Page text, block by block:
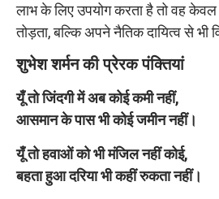
लाभ के लिए उपयोग करता है तो वह केवल
तोड़ता, बल्कि अपने नैतिक दायित्व से भी
शुभेश शर्मन की प्रेरक पंक्तियां
यूँ तो जिंदगी में अब कोई कमी नहीं,
आसमान के पास भी कोई जमीन नहीं।
यूँ तो हवाओं को भी मंजिल नहीं कोई,
बहता हुआ दरिया भी कहीं रुकता नहीं।